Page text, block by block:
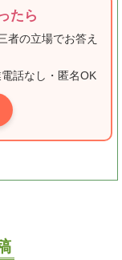
たら
者の立場でお答え
話なし・匿名OK